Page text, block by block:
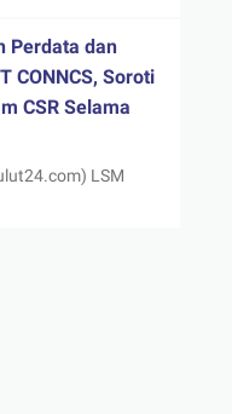
Perdata dan
CONNCS, Soroti
CSR Selama
LSM